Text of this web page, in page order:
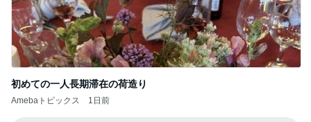
初めての一人長期滞在の荷造り
Amebaトピックス 1日前